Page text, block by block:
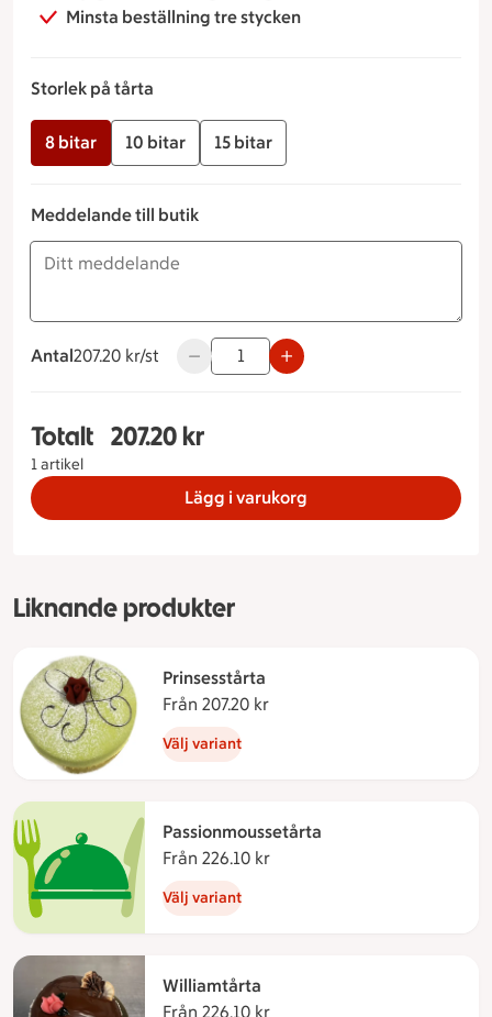
Minsta beställning tre stycken
Storlek på tårta
8 bitar 10 bitar 15 bitar
Meddelande till butik
Antal
207.20 kronor styck
207.20 kr/st Använd knapparna för att minska
Totalt
1 artikel
Totalt 1 stycken Gräddtårta Storlek på tårta 8
207.20 kr
Lägg i varukorg
Liknande produkter
Prinsesstårta
Från 207.20 kr
Välj variant
Passionmoussetårta
Från 226.10 kr
Välj variant
Williamtårta
Från 226.10 kr